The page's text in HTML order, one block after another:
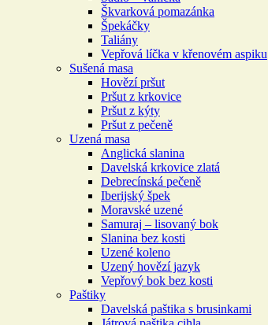
Škvarková pomazánka
Špekáčky
Taliány
Vepřová líčka v křenovém aspiku
Sušená masa
Hovězí pršut
Pršut z krkovice
Pršut z kýty
Pršut z pečeně
Uzená masa
Anglická slanina
Davelská krkovice zlatá
Debrecínská pečeně
Iberijský špek
Moravské uzené
Samuraj – lisovaný bok
Slanina bez kosti
Uzené koleno
Uzený hovězí jazyk
Vepřový bok bez kosti
Paštiky
Davelská paštika s brusinkami